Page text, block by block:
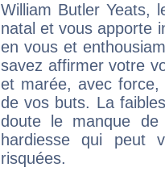
William Butler Yeats,
natal et vous apporte
en vous et
savez affirmer votre
et marée, avec
de vos buts. La
doute le manque
hardiesse qui peut
risquées.